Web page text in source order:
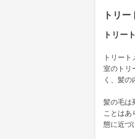
トリ
トリー
トリー
室のトリ
く、髪の
髪の毛は
ことはあ
態に近づ